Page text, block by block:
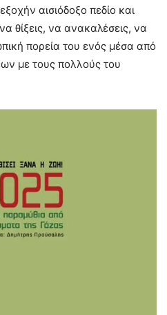
αισιόδοξο πεδίο και
θίξεις, να ανακαλέσεις, να
πορεία του ενός μέσα από
με τους πολλούς του